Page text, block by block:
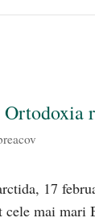
17
cele mai